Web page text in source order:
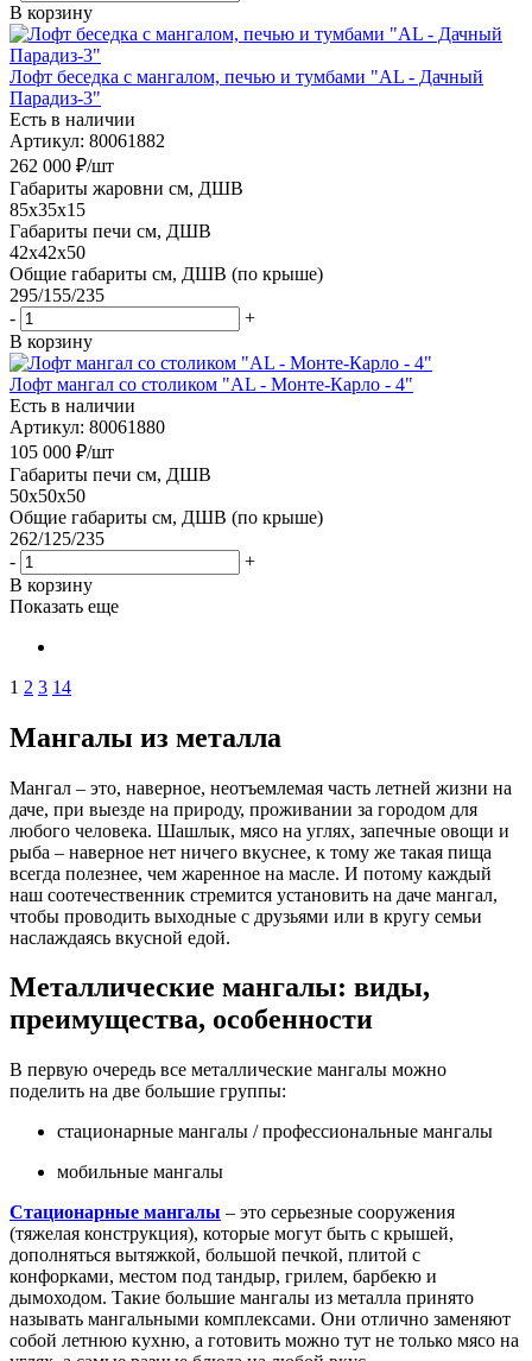
В корзину
Лофт беседка с мангалом, печью и тумбами "AL - Дачный
Парадиз-3"
Есть в наличии
Артикул: 80061882
262 000 ₽/шт
Габариты жаровни см, ДШВ
85x35x15
Габариты печи см, ДШВ
42x42x50
Общие габариты см, ДШВ (по крыше)
295/155/235
-
+
В корзину
Лофт мангал со столиком "AL - Монте-Карло - 4"
Есть в наличии
Артикул: 80061880
105 000 ₽/шт
Габариты печи см, ДШВ
50x50x50
Общие габариты см, ДШВ (по крыше)
262/125/235
-
+
В корзину
Показать еще
1 2 3 14
Мангалы из металла
Мангал – это, наверное, неотъемлемая часть летней жизни на
даче, при выезде на природу, проживании за городом для
любого человека. Шашлык, мясо на углях, запечные овощи и
рыба – наверное нет ничего вкуснее, к тому же такая пища
всегда полезнее, чем жаренное на масле. И потому каждый
наш соотечественник стремится установить на даче мангал,
чтобы проводить выходные с друзьями или в кругу семьи
наслаждаясь вкусной едой.
Металлические мангалы: виды,
преимущества, особенности
В первую очередь все металлические мангалы можно
поделить на две большие группы:
стационарные мангалы / профессиональные мангалы
мобильные мангалы
Стационарные мангалы – это серьезные сооружения
(тяжелая конструкция), которые могут быть с крышей,
дополняться вытяжкой, большой печкой, плитой с
конфорками, местом под тандыр, грилем, барбекю и
дымоходом. Такие большие мангалы из металла принято
называть мангальными комплексами. Они отлично заменяют
собой летнюю кухню, а готовить можно тут не только мясо на